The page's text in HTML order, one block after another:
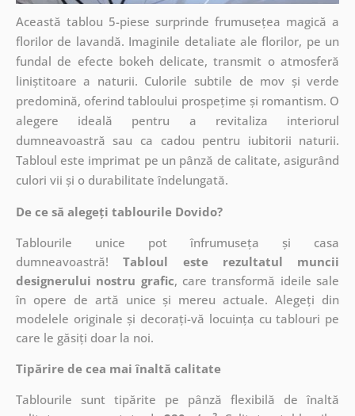
Această tablou 5-piese surprinde frumusețea magică a
florilor de lavandă. Imaginile detaliate ale florilor, pe un
fundal de efecte bokeh delicate, transmit o atmosferă
liniștitoare a naturii. Culorile subtile de mov și verde
predomină, oferind tabloului prospețime și romantism. O
alegere ideală pentru a revitaliza interiorul
dumneavoastră sau ca cadou pentru iubitorii naturii.
Tabloul este imprimat pe un pânză de calitate, asigurând
culori vii și o durabilitate îndelungată.
De ce să alegeți tablourile Dovido?
Tablourile unice pot înfrumuseța și casa
dumneavoastră!Tabloul este rezultatul muncii
designerului nostru grafic, caretransformă ideile sale
în opere de artă unice și mereu actuale. Alegeți din
modelele originale și decorați-vă locuința cu tablouri pe
care le găsiți doar la noi.
Tipărire de cea mai înaltă calitate
Tablourile sunt tipărite pe pânză flexibilă de înaltă